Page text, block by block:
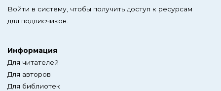
Войти в систему, чтобы получить доступ к ресурсам
для подписчиков.
Информация
Для читателей
Для авторов
Для библиотек